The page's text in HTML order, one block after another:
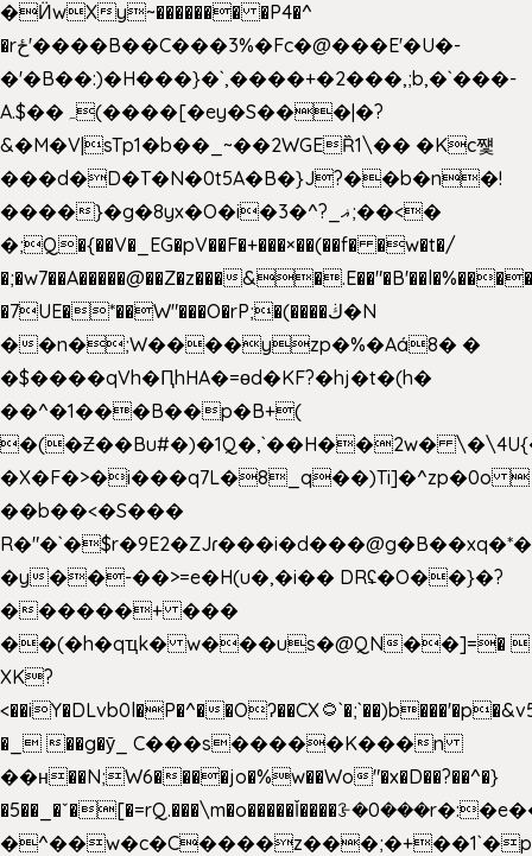
�ӤwXy~������� �P4�^
�rځ'����B��C���3%�Fc�@���E'�U�-
�'�B��:)�H���}�`,����+�2���,;b,�`���-
A.$��ہ(����[�ey�S���|�?
&�M�V|sTp1�b��_~��2WGEȐ1\�� �Kc쩇
���d�D�T�N�0t5A�B�}J?��b�n�!
����}�g�8yx�O�i�3�^?_ޣ;��<�
�;Q�{��V�_EG�pV��F�+���×��(��f� �w�t�/
�;�w7��A�����@��Z�z���
�7UE�*��W"���O�rP;�(����ڬ�N
��n�;W����yzp�%�Aá8� �
�$����qVh�ԤhHA�=ɵd�KF?�hj�t�(h�
��^�1���B��p�B+(
�(�Ƶ��Bu#�)�1Q�,`��H��2w�
�X�F�>�i���q7L�8_q��)Ti]�^zp�0o 
��b��<�S���
�y��-��>=e�H(u�,�i�� DRʢ�O��}�?
������+ ���
��(�h�qҵk� w���us�@QN��]=� 
XK?
<��iY�DLvb0l�P�^��Oʔ��CX۝`�;`��)b���'�p�&v5(�
�_ ��g�ӯ_ C���s�����K���n
��н��N;W6����jo�%w��Wo"�x�D��?��^�}
�5��